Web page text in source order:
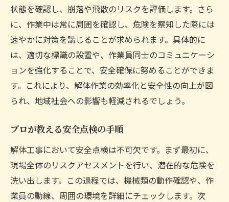
状態を確認し、崩落や飛散のリスクを評価します。さら
に、作業中は常に周囲を確認し、危険を察知した際には
速やかに対策を講じることが求められます。具体的に
は、適切な標識の設置や、作業員同士のコミュニケーシ
ョンを強化することで、安全確保に努めることができま
す。これにより、解体作業の効率化と安全性の向上が図
られ、地域社会への影響も軽減されるでしょう。
プロが教える安全点検の手順
解体工事において安全点検は不可欠です。まず最初に、
現場全体のリスクアセスメントを行い、潜在的な危険を
洗い出します。この過程では、機械類の動作確認や、作
業員の動線、周囲の環境を詳細にチェックします。次